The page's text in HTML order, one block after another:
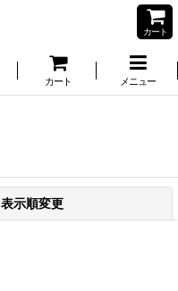
カート
カート メニュー
表示順変更